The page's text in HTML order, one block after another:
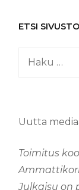
ETSI
Haku:
Uutta
Toimitus
Julkaisu on